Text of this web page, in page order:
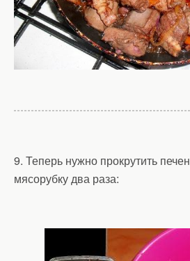
9. Теперь нужно прокрутить
мясорубку два раза: